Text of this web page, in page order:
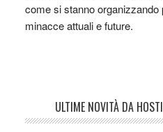
come si stanno organizzando
minacce attuali e future.
ULTIME NOVITÀ DA